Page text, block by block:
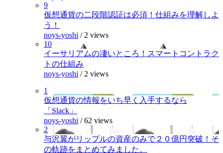
9
仮想通貨の二段階認証は必須！仕組みを理解しよ
う！
noys-yoshi / 2 views
10
イーサリアムの凄いところ！スマートコントラク
トの仕組み
noys-yoshi / 2 views
1
仮想通貨の情報をいち早く入手するなら
「Slack」
noys-yoshi /62 views
2
与沢翼がリップルの資産のみで２０億円突破！そ
の軌跡をまとめてみました。